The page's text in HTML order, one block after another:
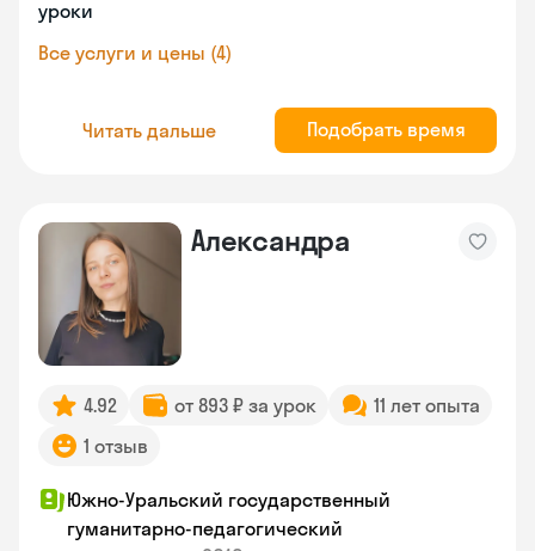
уроки
Все услуги и цены (4)
Читать дальше Подобрать время
Александра
4.92 от 893 ₽ за урок
11 лет опыта
1 отзыв
Южно-Уральский государственный
гуманитарно-педагогический